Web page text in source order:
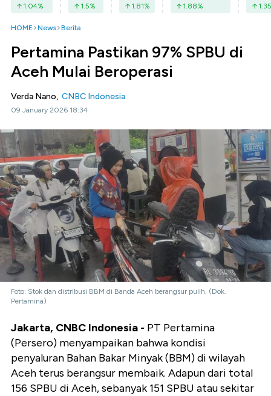
1.04% 1.5% 1.81% 1.88% 1.35
HOME News Berita
Pertamina Pastikan 97% SPBU di
Aceh Mulai Beroperasi
Verda Nano, CNBC Indonesia
09 January 2026 18:34
Foto: Stok dan distribusi BBM di Banda Aceh berangsur pulih. (Dok.
Pertamina)
Jakarta, CNBC Indonesia - PT Pertamina
(Persero) menyampaikan bahwa kondisi
penyaluran Bahan Bakar Minyak (BBM) di wilayah
Aceh terus berangsur membaik. Adapun dari total
156 SPBU di Aceh, sebanyak 151 SPBU atau sekitar